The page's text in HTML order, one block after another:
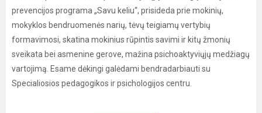
prevencijos programa „Savu keliu“, prisideda prie mokinių,
mokyklos bendruomenės narių, tėvų teigiamų vertybių
formavimosi, skatina mokinius rūpintis savimi ir kitų žmonių
sveikata bei asmenine gerove, mažina psichoaktyviųjų medžiagų
vartojimą. Esame dėkingi galėdami bendradarbiauti su
Specialiosios pedagogikos ir psichologijos centru.